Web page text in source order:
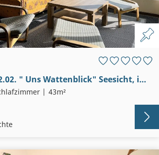
Frische Brise 12.02. " Uns Wattenblick" Seesicht, in der Wolskermarsch 3, 27476 Sahlenburg
43m²